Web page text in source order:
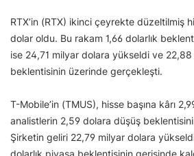
RTX’in (RTX) ikinci çeyrekte düzeltilmiş
dolar oldu. Bu rakam 1,66 dolarlık
ise 24,71 milyar dolara yükseldi ve
beklentisinin üzerinde gerçekleşti.
T-Mobile’in (TMUS), hisse başına kârı
analistlerin 2,59 dolara düşüş
Şirketin geliri 22,79 milyar dolara
dolarlık piyasa beklentisinin gerisinde